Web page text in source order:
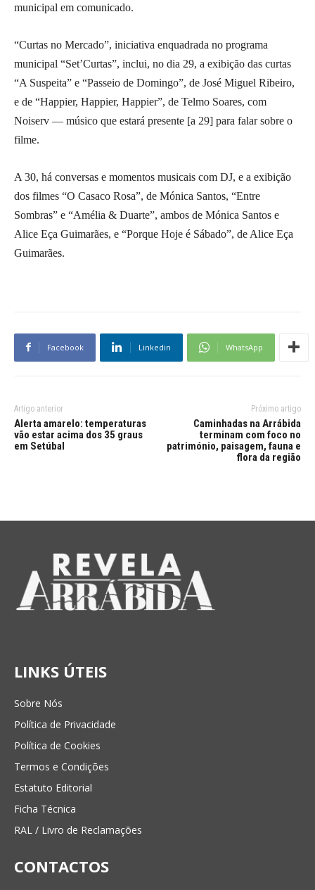
municipal em comunicado.
“Curtas no Mercado”, iniciativa enquadrada no programa
municipal “Set’Curtas”, inclui, no dia 29, a exibição das curtas
“A Suspeita” e “Passeio de Domingo”, de José Miguel Ribeiro,
e de “Happier, Happier, Happier”, de Telmo Soares, com
Noiserv — músico que estará presente [a 29] para falar sobre o
filme.
A 30, há conversas e momentos musicais com DJ, e a exibição
dos filmes “O Casaco Rosa”, de Mónica Santos, “Entre
Sombras” e “Amélia & Duarte”, ambos de Mónica Santos e
Alice Eça Guimarães, e “Porque Hoje é Sábado”, de Alice Eça
Guimarães.
Facebook Linkedin WhatsApp
Artigo anterior
Alerta amarelo: temperaturas
vão estar acima dos 35 graus
em Setúbal
Próximo artigo
Caminhadas na Arrábida
terminam com foco no
património, paisagem, fauna e
flora da região
LINKS ÚTEIS
Sobre Nós
Política de Privacidade
Política de Cookies
Termos e Condições
Estatuto Editorial
Ficha Técnica
RAL / Livro de Reclamações
CONTACTOS